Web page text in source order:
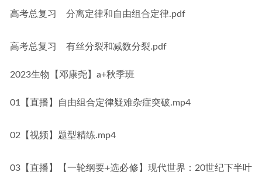
高考总复习　分离定律和自由组合定律.pdf
高考总复习　有丝分裂和减数分裂.pdf
2023生物【邓康尧】a+秋季班
01【直播】自由组合定律疑难杂症突破.mp4
02【视频】题型精练.mp4
03【直播】【一轮纲要+选必修】现代世界：20世纪下半叶